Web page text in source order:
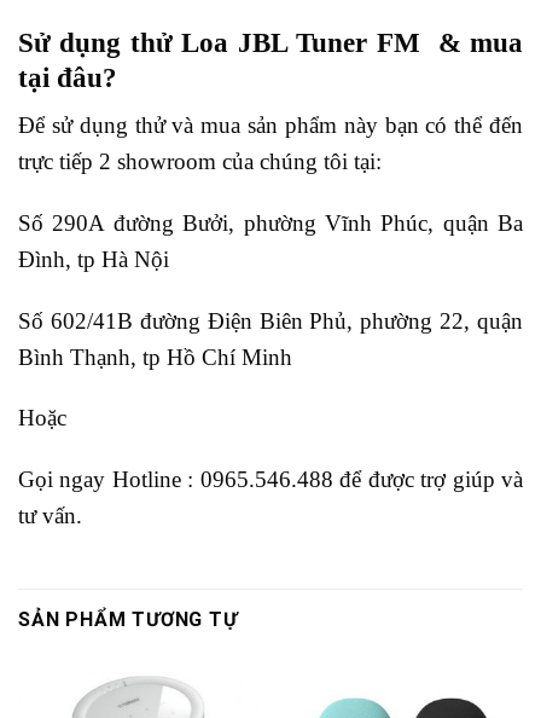
Sử dụng thử Loa JBL Tuner FM & mua
tại đâu?
Để sử dụng thử và mua sản phẩm này bạn có thể đến
trực tiếp 2 showroom của chúng tôi tại:
Số 290A đường Bưởi, phường Vĩnh Phúc, quận Ba
Đình, tp Hà Nội
Số 602/41B đường Điện Biên Phủ, phường 22, quận
Bình Thạnh, tp Hồ Chí Minh
Hoặc
Gọi ngay Hotline : 0965.546.488 để được trợ giúp và
tư vấn.
SẢN PHẨM TƯƠNG TỰ